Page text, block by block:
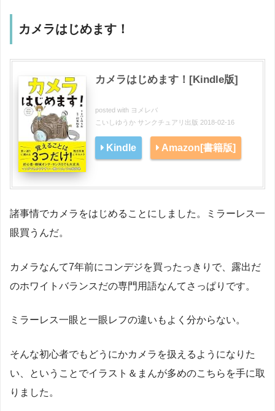
カメラはじめます！
カメラはじめます！[Kindle版]
posted with ヨメレバ
こいしゆうか サンクチュアリ出版 2018-02-16
Kindle Amazon[書籍版]
諸事情でカメラをはじめることにしました。ミラーレス一
眼買うんだ。
カメラなんて7年前にコンデジを買ったっきりで、露出だ
のホワイトバランスだの専門用語なんてさっぱりです。
ミラーレス一眼と一眼レフの違いもよく分からない。
そんな初心者でもどうにかカメラを扱えるようになりた
い、ということでイラスト＆まんが多めのこちらを手に取
りました。